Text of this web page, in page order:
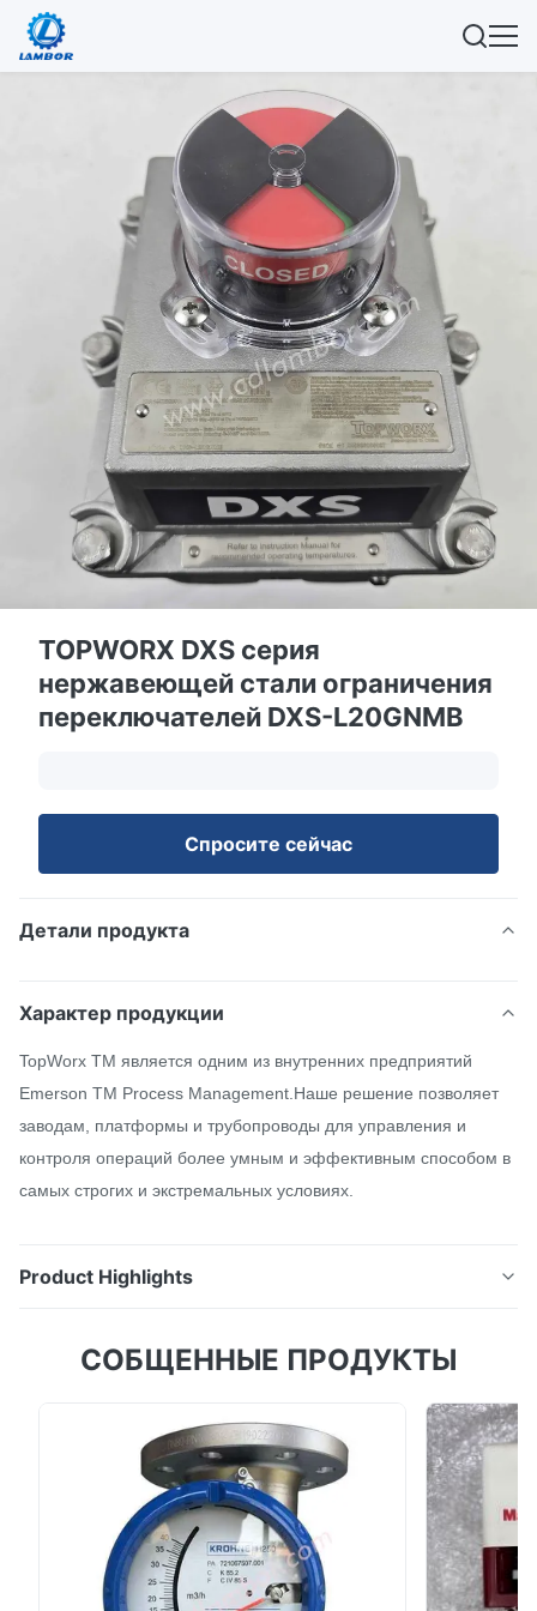
TOPWORX DXS серия
нержавеющей стали ограничения
переключателей DXS-L20GNMB
Спросите сейчас
Детали продукта
Характер продукции
TopWorx TM является одним из внутренних предприятий
Emerson TM Process Management.Наше решение позволяет
заводам, платформы и трубопроводы для управления и
контроля операций более умным и эффективным способом в
самых строгих и экстремальных условиях.
Product Highlights
предприятий Emerson TM Process
платформы и трубопроводы для управления и
контроля операций более умным и эффективным
способом в самых строгих и экстремальных
условиях....
СОБЩЕННЫЕ ПРОДУКТЫ